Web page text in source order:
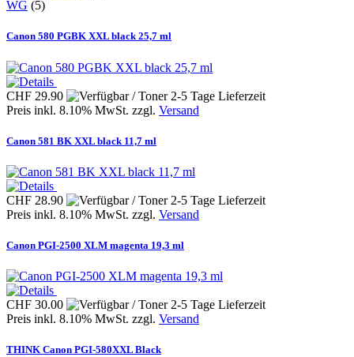
WG (5)
Canon 580 PGBK XXL black 25,7 ml
CHF 29.90
Preis inkl. 8.10% MwSt. zzgl. Versand
Canon 581 BK XXL black 11,7 ml
CHF 28.90
Preis inkl. 8.10% MwSt. zzgl. Versand
Canon PGI-2500 XLM magenta 19,3 ml
CHF 30.00
Preis inkl. 8.10% MwSt. zzgl. Versand
THINK Canon PGI-580XXL Black